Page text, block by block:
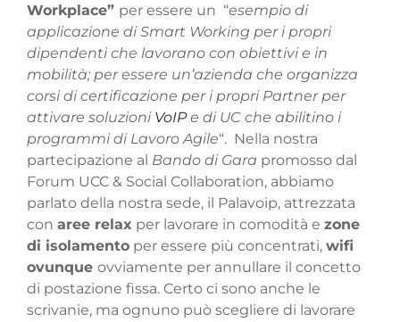
Workplace” per essere un “esempio di
applicazione di Smart Working per i propri
dipendenti che lavorano con obiettivi e in
mobilità; per essere un’azienda che organizza
corsi di certificazione per i propri Partner per
attivare soluzioni VoIPe di UC che abilitino i
programmi di Lavoro Agile“. Nella nostra
partecipazione al Bando di Gara promosso dal
Forum UCC & Social Collaboration, abbiamo
parlato della nostra sede, il Palavoip, attrezzata
con aree relax per lavorare in comodità e zone
di isolamento per essere più concentrati, wifi
ovunque ovviamente per annullare il concetto
di postazione fissa. Certo ci sono anche le
scrivanie, ma ognuno può scegliere di lavorare